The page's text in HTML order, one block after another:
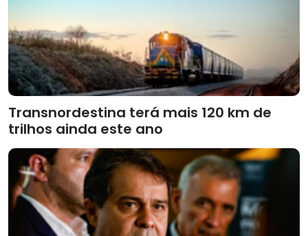
Transnordestina terá mais 120 km de
trilhos ainda este ano